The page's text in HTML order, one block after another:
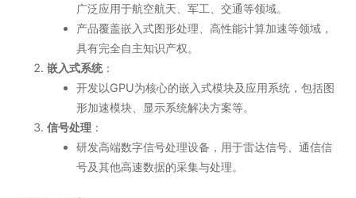
广泛应用于航空航天、军工、交通等领域。
产品覆盖嵌入式图形处理、高性能计算加速等领域，
具有完全自主知识产权。
嵌入式系统：
开发以GPU为核心的嵌入式模块及应用系统，包括图
形加速模块、显示系统解决方案等。
信号处理：
研发高端数字信号处理设备，用于雷达信号、通信信
号及其他高速数据的采集与处理。